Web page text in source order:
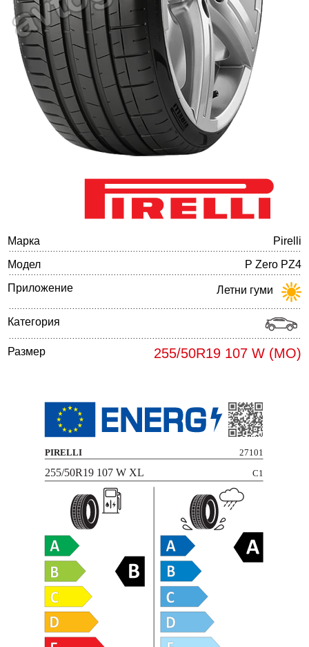
Баланс на автомобилните гуми
Марка
Pirelli
Модел
P Zero PZ4
Приложение
Летни гуми
Категория
Размер 255/50R19 107 W (MO)